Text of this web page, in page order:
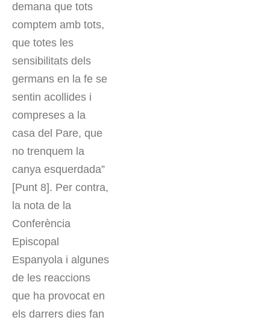
demana que tots
comptem amb tots,
que totes les
sensibilitats dels
germans en la fe se
sentin acollides i
compreses a la
casa del Pare, que
no trenquem la
canya esquerdada”
[Punt 8]. Per contra,
la nota de la
Conferència
Episcopal
Espanyola i algunes
de les reaccions
que ha provocat en
els darrers dies fan